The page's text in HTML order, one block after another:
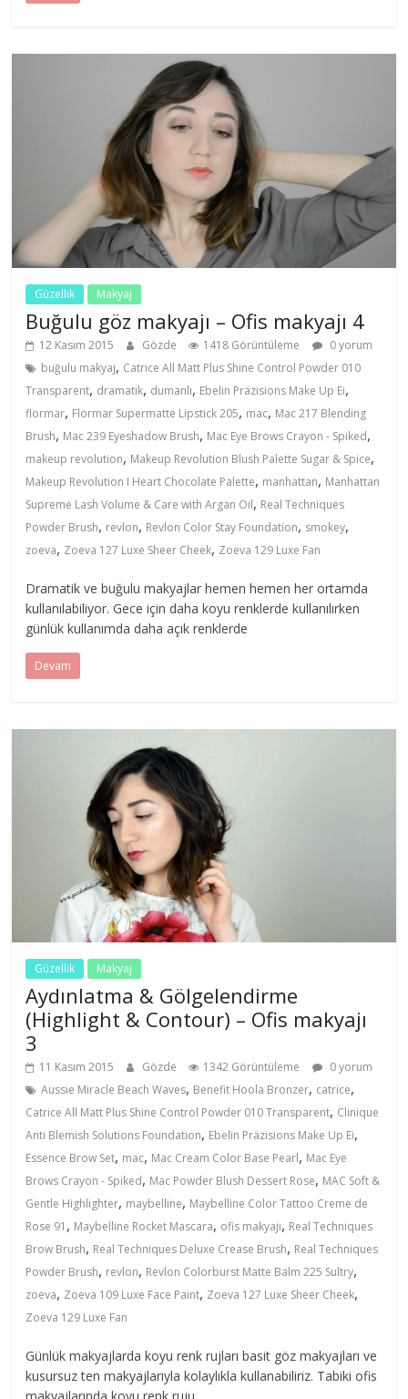
Güzellik Makyaj
Buğulu göz makyajı – Ofis makyajı 4
12 Kasım 2015 Gözde 1418 Görüntüleme
0 yorum
buğulu makyaj, Catrice All Matt Plus Shine Control Powder 010
Transparent, dramatik, dumanlı, Ebelin Präzisions Make Up Ei,
flormar, Flormar Supermatte Lipstick 205, mac, Mac 217 Blending
Brush, Mac 239 Eyeshadow Brush, Mac Eye Brows Crayon - Spiked,
makeup revolution, Makeup Revolution Blush Palette Sugar & Spice,
Makeup Revolution I Heart Chocolate Palette, manhattan, Manhattan
Supreme Lash Volume & Care with Argan Oil, Real Techniques
Powder Brush, revlon, Revlon Color Stay Foundation, smokey,
zoeva, Zoeva 127 Luxe Sheer Cheek, Zoeva 129 Luxe Fan
Dramatik ve buğulu makyajlar hemen hemen her ortamda
kullanılabiliyor. Gece için daha koyu renklerde kullanılırken
günlük kullanımda daha açık renklerde
Devam
Güzellik Makyaj
Aydınlatma & Gölgelendirme
(Highlight & Contour) – Ofis makyajı
3
11 Kasım 2015 Gözde 1342 Görüntüleme
0 yorum
Aussie Miracle Beach Waves, Benefit Hoola Bronzer, catrice,
Catrice All Matt Plus Shine Control Powder 010 Transparent, Clinique
Anti Blemish Solutions Foundation, Ebelin Präzisions Make Up Ei,
Essence Brow Set, mac, Mac Cream Color Base Pearl, Mac Eye
Brows Crayon - Spiked, Mac Powder Blush Dessert Rose, MAC Soft &
Gentle Highlighter, maybelline, Maybelline Color Tattoo Creme de
Rose 91 , Maybelline Rocket Mascara, ofis makyajı, Real Techniques
Brow Brush, Real Techniques Deluxe Crease Brush, Real Techniques
Powder Brush, revlon, Revlon Colorburst Matte Balm 225 Sultry,
zoeva, Zoeva 109 Luxe Face Paint, Zoeva 127 Luxe Sheer Cheek,
Zoeva 129 Luxe Fan
Günlük makyajlarda koyu renk rujları basit göz makyajları ve
kusursuz ten makyajlarıyla kolaylıkla kullanabiliriz. Tabiki ofis